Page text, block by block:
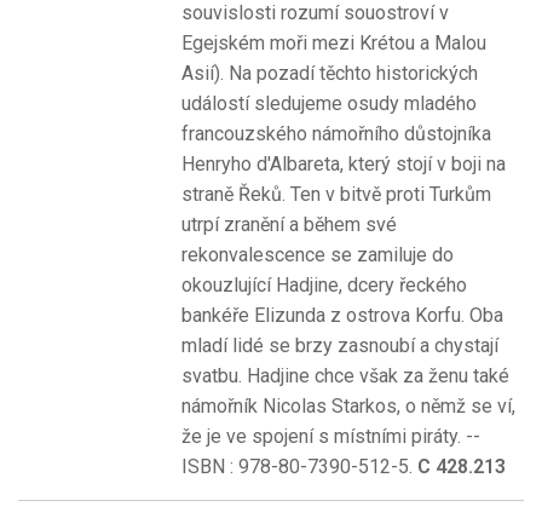
souvislosti rozumí souostroví v
Egejském moři mezi Krétou a Malou
Asií). Na pozadí těchto historických
událostí sledujeme osudy mladého
francouzského námořního důstojníka
Henryho d'Albareta, který stojí v boji na
straně Řeků. Ten v bitvě proti Turkům
utrpí zranění a během své
rekonvalescence se zamiluje do
okouzlující Hadjine, dcery řeckého
bankéře Elizunda z ostrova Korfu. Oba
mladí lidé se brzy zasnoubí a chystají
svatbu. Hadjine chce však za ženu také
námořník Nicolas Starkos, o němž se ví,
že je ve spojení s místními piráty. --
ISBN : 978-80-7390-512-5. C 428.213